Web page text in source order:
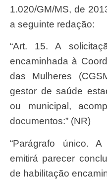
1.020/GM/MS, de
a seguinte redação:
“Art. 15. A solicitação de habilitação será
encaminhada à
das Mulheres
gestor de saúde
ou municipal,
documentos:” (NR)
“Parágrafo único. A CGSM/DAPES/SAS/MS
emitirá parecer
de habilitação